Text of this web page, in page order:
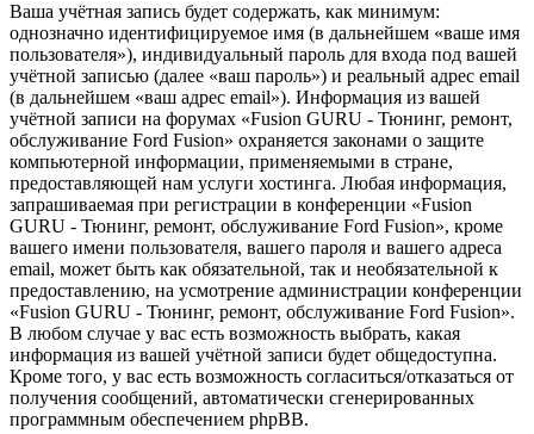
Ваша учётная запись будет содержать, как минимум:
однозначно идентифицируемое имя (в дальнейшем «ваше имя
пользователя»), индивидуальный пароль для входа под вашей
учётной записью (далее «ваш пароль») и реальный адрес email
(в дальнейшем «ваш адрес email»). Информация из вашей
учётной записи на форумах «Fusion GURU - Тюнинг, ремонт,
обслуживание Ford Fusion» охраняется законами о защите
компьютерной информации, применяемыми в стране,
предоставляющей нам услуги хостинга. Любая информация,
запрашиваемая при регистрации в конференции «Fusion
GURU - Тюнинг, ремонт, обслуживание Ford Fusion», кроме
вашего имени пользователя, вашего пароля и вашего адреса
email, может быть как обязательной, так и необязательной к
предоставлению, на усмотрение администрации конференции
«Fusion GURU - Тюнинг, ремонт, обслуживание Ford Fusion».
В любом случае у вас есть возможность выбрать, какая
информация из вашей учётной записи будет общедоступна.
Кроме того, у вас есть возможность согласиться/отказаться от
получения сообщений, автоматически сгенерированных
программным обеспечением phpBB.